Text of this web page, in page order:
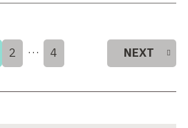
2 … 4 NEXT